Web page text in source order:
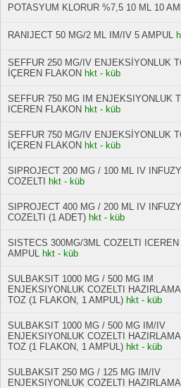
POTASYUM KLORUR %7,5 10 ML 10
RANIJECT 50 MG/2 ML IM/IV 5 AMPUL
SEFFUR 250 MG/IV ENJEKSİYONLUK
İÇEREN FLAKON hkt - küb
SEFFUR 750 MG IM ENJEKSIYONLUK
ICEREN FLAKON hkt - küb
SEFFUR 750 MG/IV ENJEKSİYONLUK
İÇEREN FLAKON hkt - küb
SIPROJECT 200 MG / 100 ML IV
COZELTI
hkt - küb
SIPROJECT 400 MG / 200 ML IV
COZELTI (1 ADET) hkt - küb
SISTECS 300MG/3ML COZELTI ICEREN
AMPUL hkt - küb
SULBAKSIT 1000 MG / 500 MG IM
ENJEKSIYONLUK COZELTI
TOZ (1 FLAKON, 1 AMPUL) hkt - küb
SULBAKSIT 1000 MG / 500 MG IM/IV
ENJEKSIYONLUK COZELTI
TOZ (1 FLAKON, 1 AMPUL) hkt - küb
SULBAKSIT 250 MG / 125 MG IM/IV
ENJEKSIYONLUK COZELTI